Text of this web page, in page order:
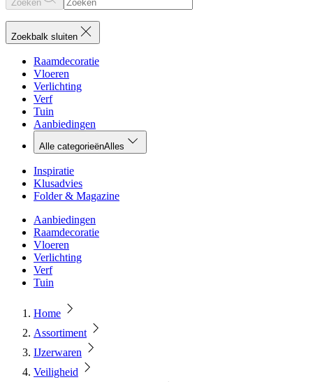
Zoeken
Zoekbalk sluiten
Raamdecoratie
Vloeren
Verlichting
Verf
Tuin
Aanbiedingen
Alle categorieënAlles
Inspiratie
Klusadvies
Folder & Magazine
Aanbiedingen
Raamdecoratie
Vloeren
Verlichting
Verf
Tuin
Home
Assortiment
IJzerwaren
Veiligheid